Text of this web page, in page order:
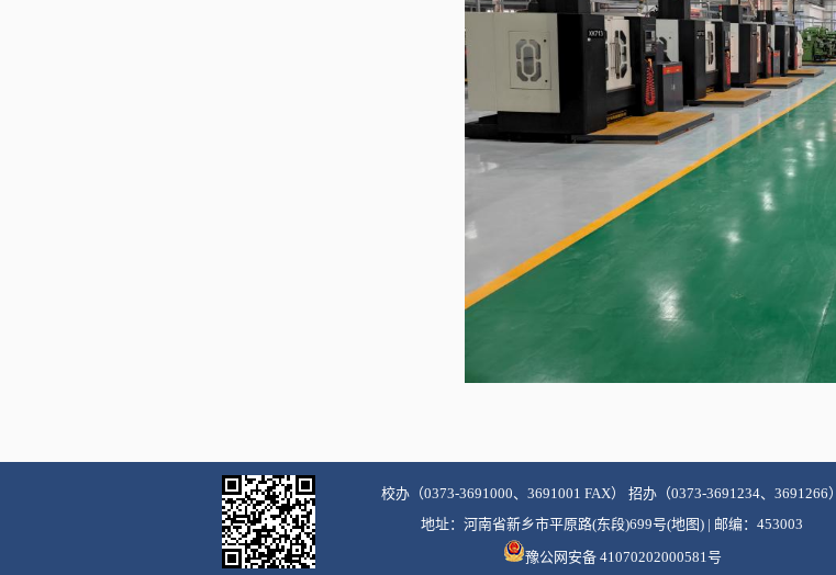
校办（0373-3691000、3691001 FAX） 招办（0373-3691234、3691266）
地址：河南省新乡市平原路(东段)699号(地图) | 邮编：453003
豫公网安备 41070202000581号